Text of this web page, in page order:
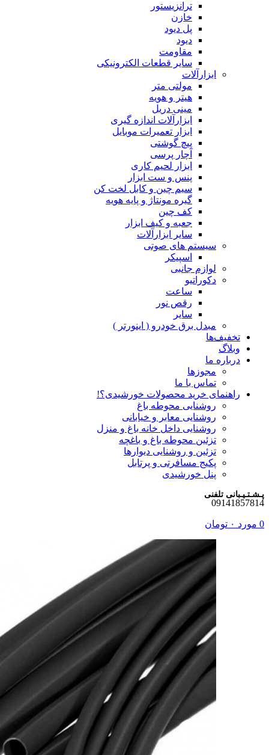
ترانزیستور
خازن
پل دیود
دیود
مقاومت
سایر قطعات الکترونیکی
ابزارآلات
مولتی متر
هیتر و هویه
مینی دریل
ابزارآلات اندازه گیری
ابزار تعمیرات موبایل
پیچ گوشتی
آچار پرسی
ابزار لحیم کاری
پنس و ست ابزار
سیم چین و کابل لخت کن
گیره مونتاژ و پایه هویه
کف چین
جعبه و کیف ابزار
سایر ابزارآلات
سیستم های صوتی
اسپیکر
لوازم جانبی
دکوراتیو
ساعت
رقص نور
سایر
مبدل برق خودرو ( اینورتر )
تخفیف‌ها
وبلاگ
درباره ما
مجوزها
تماس با ما
راهنمای خرید محصولات خورشیدی؟!
روشنایی محوطه باغ
روشنایی معابر و خیابانی
روشنایی داخل خانه باغ و منزل
تزئین محوطه باغ و باغچه
تزئین و روشنایی دیوارها
پکیج مسافرتی و پرتابل
پنل خورشیدی
پـشـتـیـبانی تلفنی
09141857814
0 مورد ۰ تومان